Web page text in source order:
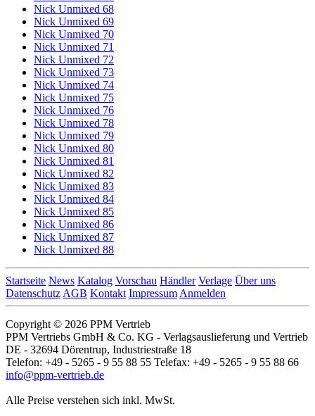
Nick Unmixed 68
Nick Unmixed 69
Nick Unmixed 70
Nick Unmixed 71
Nick Unmixed 72
Nick Unmixed 73
Nick Unmixed 74
Nick Unmixed 75
Nick Unmixed 76
Nick Unmixed 78
Nick Unmixed 79
Nick Unmixed 80
Nick Unmixed 81
Nick Unmixed 82
Nick Unmixed 83
Nick Unmixed 84
Nick Unmixed 85
Nick Unmixed 86
Nick Unmixed 87
Nick Unmixed 88
Startseite News Katalog Vorschau Händler Verlage Über uns
Datenschutz AGB Kontakt Impressum Anmelden
Copyright © 2026 PPM Vertrieb
PPM Vertriebs GmbH & Co. KG - Verlagsauslieferung und Vertrieb
DE - 32694 Dörentrup, Industriestraße 18
Telefon: +49 - 5265 - 9 55 88 55 Telefax: +49 - 5265 - 9 55 88 66
info@ppm-vertrieb.de
Alle Preise verstehen sich inkl. MwSt.